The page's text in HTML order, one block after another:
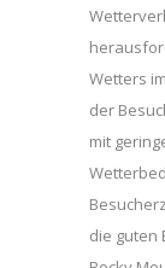
Wetters
der
mit
die guten